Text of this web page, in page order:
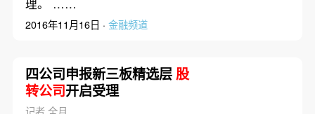
理。 ……
2016年11月16日 · 金融频道
四公司申报新三板精选层 股
转公司开启受理